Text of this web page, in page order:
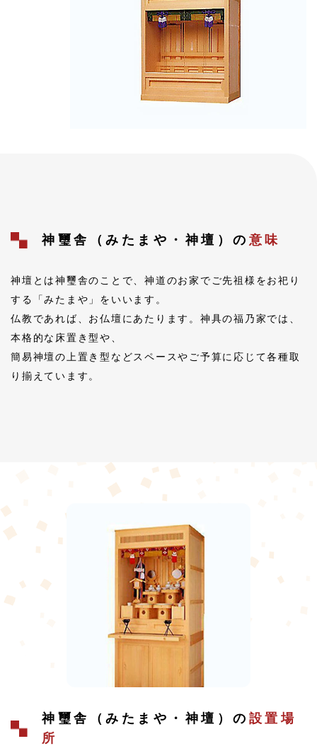
神璽舎（みたまや・神壇）の 意味
神壇とは神璽舎のことで、神道のお家でご先祖様をお祀り
する「みたまや」をいいます。
仏教であれば、お仏壇にあたります。神具の福乃家では、
本格的な床置き型や、
簡易神壇の上置き型などスペースやご予算に応じて各種取
り揃えています。
神璽舎（みたまや・神壇）の 設置場
所